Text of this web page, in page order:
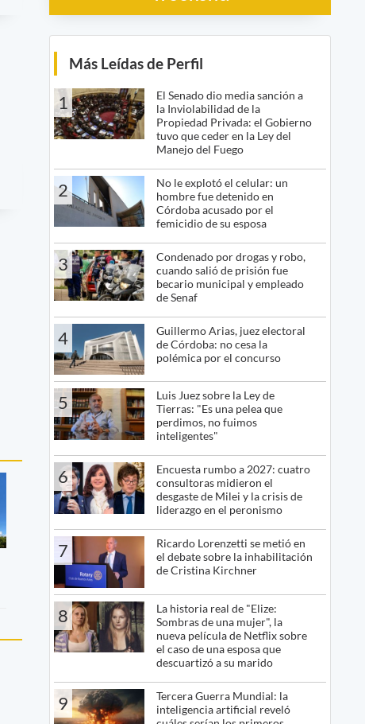
Más Leídas de Perfil
1
El Senado dio media sanción a
la Inviolabilidad de la
Propiedad Privada: el Gobierno
tuvo que ceder en la Ley del
Manejo del Fuego
2
No le explotó el celular: un
hombre fue detenido en
Córdoba acusado por el
femicidio de su esposa
3
Condenado por drogas y robo,
cuando salió de prisión fue
becario municipal y empleado
de Senaf
4
Guillermo Arias, juez electoral
de Córdoba: no cesa la
polémica por el concurso
5
Luis Juez sobre la Ley de
Tierras: "Es una pelea que
perdimos, no fuimos
inteligentes"
6
Encuesta rumbo a 2027: cuatro
consultoras midieron el
desgaste de Milei y la crisis de
liderazgo en el peronismo
7
Ricardo Lorenzetti se metió en
el debate sobre la inhabilitación
de Cristina Kirchner
8
La historia real de "Elize:
Sombras de una mujer", la
nueva película de Netflix sobre
el caso de una esposa que
descuartizó a su marido
9
Tercera Guerra Mundial: la
inteligencia artificial reveló